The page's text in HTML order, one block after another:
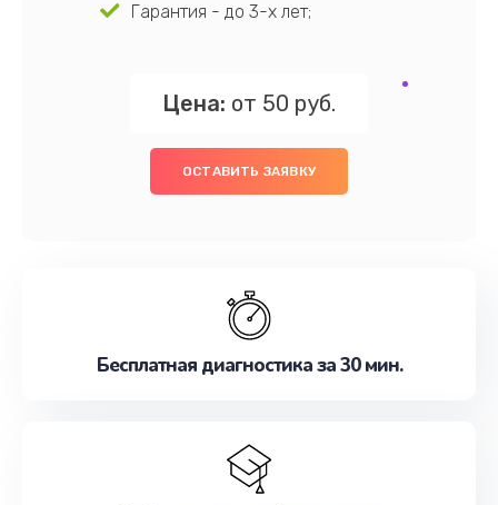
Гарантия - до 3-х лет;
Цена: от 50 руб.
ОСТАВИТЬ ЗАЯВКУ
Бесплатная диагностика за 30 мин.